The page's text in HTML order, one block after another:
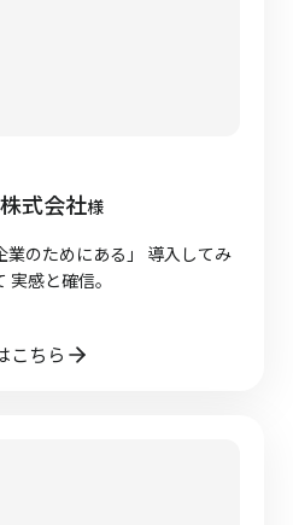
式会社様
業のためにある」 導入してみ
感と確信。
こちら